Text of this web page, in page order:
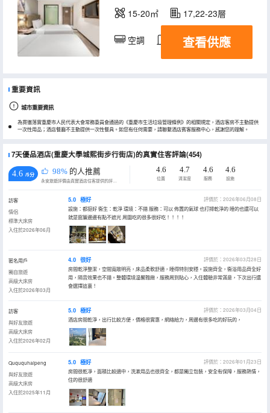
15-20㎡ 17,22-23層
空調 淋浴 電視機
查看供應
重要資訊
城市重要資訊
為貫徹落實重慶市人民代表大會常務委員會通過的《重慶市生活垃圾管理條例》的相關規定，酒店客房不主動提供
一次性用品；酒店餐廳不主動提供一次性餐具。如您有任何需要，請聯繫酒店賓客服務中心，感謝您的理解。
7天優品酒店(重慶大學城熙街步行街店)的真實住客評論(454)
4.6 /5分 98% 的人推薦
永安旅遊評價由真實酒店住客提供的評價。
4.6
位置
4.7
清潔度
4.6
服務
4.6
設施
訪客
情侶
標準大床房
入住於2026年06月
5.0 極好
評價於：2026年06月08日
設施：都挺好 衞生：乾淨 環境：不錯 服務：可以 佈置的氣球 也打掃乾淨的 睡的也還可以
就是窗簾邊邊有點不遮光 周圍吃的很多很好吃！！！！
匿名用戶
獨自旅遊
高級大床房
入住於2026年03月
4.0 很好
評價於：2026年03月28日
房間乾淨整潔，空間寬敞明亮，床品柔軟舒適，睡得特別安穩。設施齊全，衞浴用品齊全好
用，隔音效果也不錯。整體環境温馨雅緻，服務周到貼心，入住體驗非常滿意，下次出行還
會選擇這裏！
訪客
與好友旅遊
高級大床房
入住於2026年02月
5.0 極好
評價於：2026年03月04日
酒店房間乾淨，出行比較方便，價格很實惠，網絡給力，周邊有很多吃的好玩的，
Quququhaipeng
與好友旅遊
高級大床房
入住於2025年11月
5.0 極好
評價於：2026年01月23日
房間很乾凈，面積比較適中，洗漱用品也很齊全，都是獨立包裝，安全有保障，服務熱情，
住的很舒適